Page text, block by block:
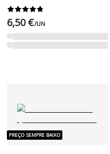






6,50 €/UN
PREÇO SEMPRE BAIXO